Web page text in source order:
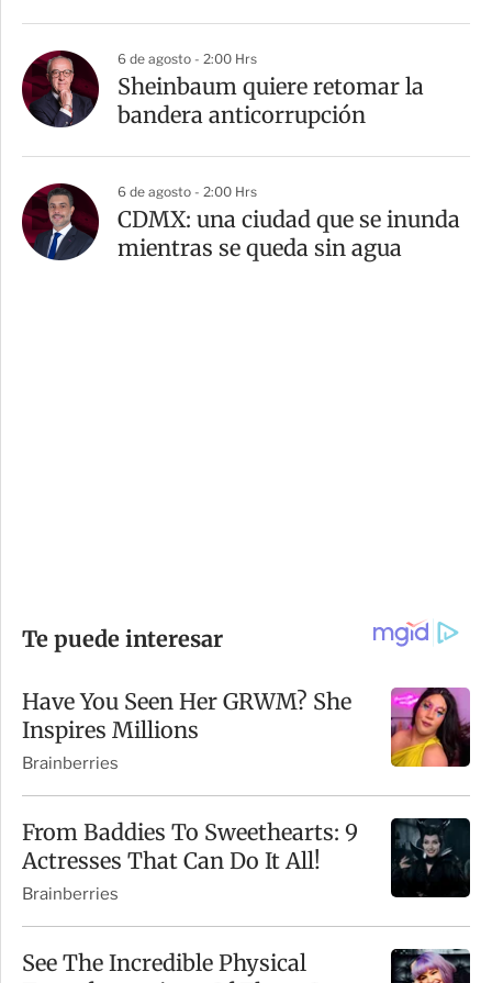
6 de agosto - 2:00 Hrs
Sheinbaum quiere retomar la
bandera anticorrupción
6 de agosto - 2:00 Hrs
CDMX: una ciudad que se inunda
mientras se queda sin agua